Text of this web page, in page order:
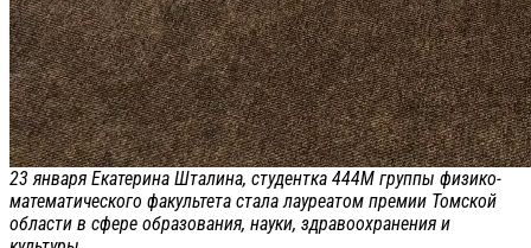
23 января Екатерина Шталина, студентка 444М группы физико-
математического факультета стала лауреатом премии Томской
области в сфере образования, науки, здравоохранения и